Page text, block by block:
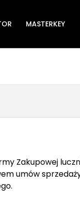
MASTERKEY
Zakupowej
umów